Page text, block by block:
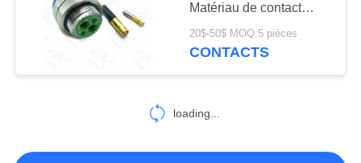
Matériau de contact
alliage de cuivre 8#
Twinax Contact
20$-50$ MOQ:5 pièces
CONTACTS
loading...